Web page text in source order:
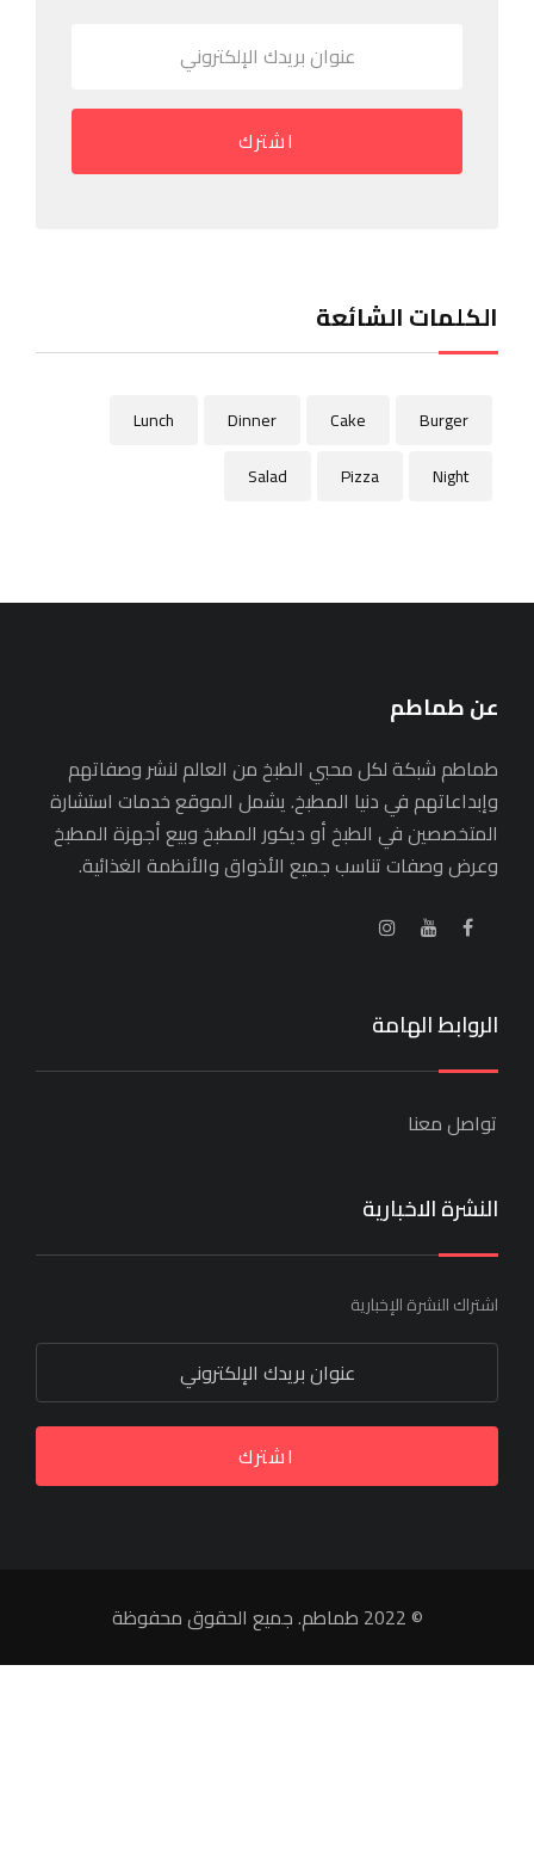
اشترك
الكلمات الشائعة
Burger
Cake
Dinner
Lunch
Night
Pizza
Salad
عن طماطم
طماطم شبكة لكل محبي الطبخ من العالم لنشر وصفاتهم
وإبداعاتهم في دنيا المطبخ. يشمل الموقع خدمات استشارة
المتخصصين في الطبخ أو ديكور المطبخ وبيع أجهزة المطبخ
وعرض وصفات تناسب جميع الأذواق والأنظمة الغذائية.
الروابط الهامة
تواصل معنا
النشرة الاخبارية
اشتراك النشرة الإخبارية
اشترك